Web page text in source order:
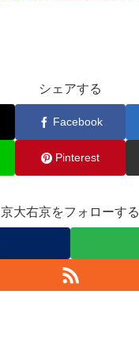
シェアする
Facebook
Pinterest
京大右京をフォローする